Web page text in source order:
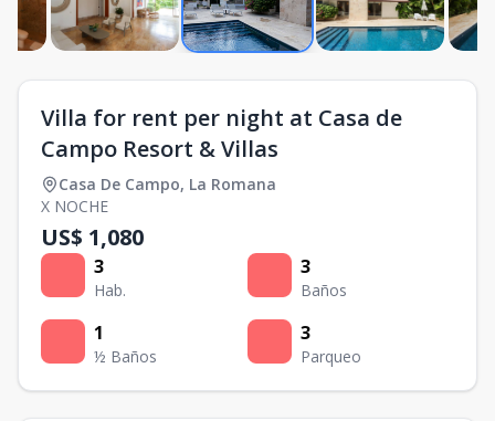
Villa for rent per night at Casa de
Campo Resort & Villas
Casa De Campo, La Romana
X NOCHE
US$ 1,080
3
Hab.
3
Baños
1
½ Baños
3
Parqueo